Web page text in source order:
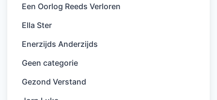
Een Oorlog Reeds Verloren
Ella Ster
Enerzijds Anderzijds
Geen categorie
Gezond Verstand